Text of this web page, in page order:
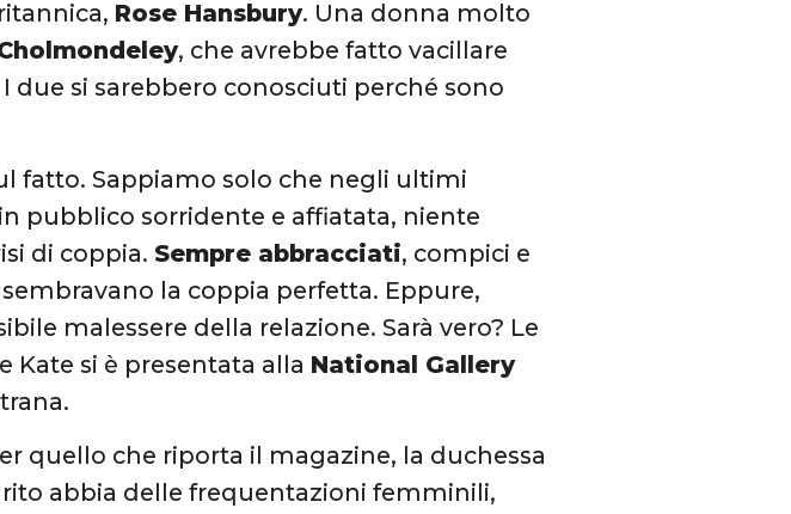
Rose Hansbury. Una donna molto
, che avrebbe fatto vacillare
due si sarebbero conosciuti perché sono
fatto. Sappiamo solo che negli ultimi
pubblico sorridente e affiatata, niente
di coppia. Sempre abbracciati, compici e
la coppia perfetta. Eppure,
malessere della relazione. Sarà vero? Le
Kate si è presentata alla National Gallery
quello che riporta il magazine, la duchessa
abbia delle frequentazioni femminili,